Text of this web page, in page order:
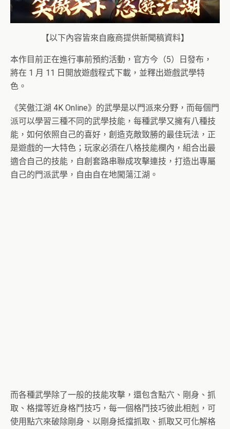
【以下內容皆來自廠商提供新聞稿資料】
本作目前正在進行事前預約活動，官方今（5）日發布，
將在 1 月 11 日開放遊戲程式下載，並釋出遊戲武學特
色。
《笑傲江湖 4K Online》的武學是以門派來分野，而每個門
派可以學習三種不同的武學技能，每種武學又擁有八種技
能，如何依照自己的喜好，創造克敵致勝的最佳玩法，正
是遊戲的一大特色；玩家必須在八格技能欄內，組合出最
適合自己的技能，自創套路串聯成攻擊連技，打造出專屬
自己的門派武學，自由自在地闖蕩江湖。
而各種武學除了一般的技能攻擊，還包含點穴、剛身、抓
取、格擋等近身格鬥技巧，每一個格鬥技巧彼此相剋，可
使用點穴來破除剛身、以剛身抵擋抓取、抓取又可化解格